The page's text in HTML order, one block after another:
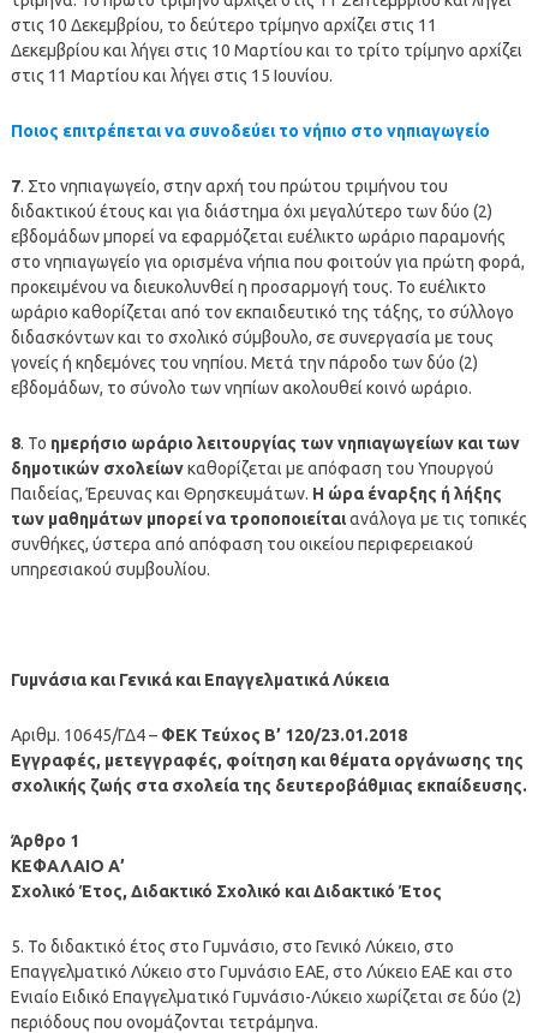
στις 10 Δεκεμβρίου, το δεύτερο τρίμηνο αρχίζει στις 11
Δεκεμβρίου και λήγει στις 10 Μαρτίου και το τρίτο τρίμηνο αρχίζει
στις 11 Μαρτίου και λήγει στις 15 Ιουνίου.
Ποιος επιτρέπεται να συνοδεύει το νήπιο στο νηπιαγωγείο
7. Στο νηπιαγωγείο, στην αρχή του πρώτου τριμήνου του
διδακτικού έτους και για διάστημα όχι μεγαλύτερο των δύο (2)
εβδομάδων μπορεί να εφαρμόζεται ευέλικτο ωράριο παραμονής
στο νηπιαγωγείο για ορισμένα νήπια που φοιτούν για πρώτη φορά,
προκειμένου να διευκολυνθεί η προσαρμογή τους. Το ευέλικτο
ωράριο καθορίζεται από τον εκπαιδευτικό της τάξης, το σύλλογο
διδασκόντων και το σχολικό σύμβουλο, σε συνεργασία με τους
γονείς ή κηδεμόνες του νηπίου. Μετά την πάροδο των δύο (2)
εβδομάδων, το σύνολο των νηπίων ακολουθεί κοινό ωράριο.
8. Το ημερήσιο ωράριο λειτουργίας των νηπιαγωγείων και των
δημοτικών σχολείωνκαθορίζεται με απόφαση του Υπουργού
Παιδείας, Έρευνας και Θρησκευμάτων. Η ώρα έναρξης ή λήξης
των μαθημάτων μπορεί να τροποποιείταιανάλογα με τις τοπικές
συνθήκες, ύστερα από απόφαση του οικείου περιφερειακού
υπηρεσιακού συμβουλίου.
Γυμνάσια και Γενικά και Επαγγελματικά Λύκεια
Aριθμ. 10645/ΓΔ4 – ΦΕΚ Τεύχος Β’ 120/23.01.2018
Εγγραφές, μετεγγραφές, φοίτηση και θέματα οργάνωσης της
σχολικής ζωής στα σχολεία της δευτεροβάθμιας εκπαίδευσης.
Άρθρο 1
ΚΕΦΑΛΑΙΟ Α’
Σχολικό Έτος, Διδακτικό Σχολικό και Διδακτικό Έτος
5. Το διδακτικό έτος στο Γυμνάσιο, στο Γενικό Λύκειο, στο
Επαγγελματικό Λύκειο στο Γυμνάσιο ΕΑΕ, στο Λύκειο ΕΑΕ και στο
Ενιαίο Ειδικό Επαγγελματικό Γυμνάσιο-Λύκειο χωρίζεται σε δύο (2)
περιόδους που ονομάζονται τετράμηνα.